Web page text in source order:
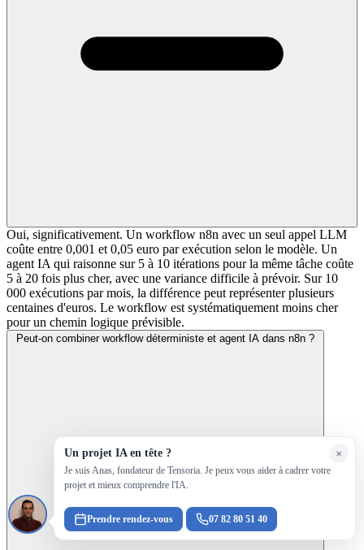
Oui, significativement. Un workflow n8n avec un seul appel LLM
coûte entre 0,001 et 0,05 euro par exécution selon le modèle. Un
agent IA qui raisonne sur 5 à 10 itérations pour la même tâche coûte
5 à 20 fois plus cher, avec une variance difficile à prévoir. Sur 10
000 exécutions par mois, la différence peut représenter plusieurs
centaines d'euros. Le workflow est systématiquement moins cher
pour un chemin logique prévisible.
Peut-on combiner workflow déterministe et agent IA dans n8n ?
×
Un projet IA en tête ?
Je suis Anas, fondateur de Tensoria. Je peux vous aider à cadrer votre
projet et mieux comprendre l'IA.
Prendre rendez-vous 07 82 80 51 40